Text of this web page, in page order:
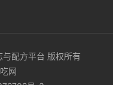
配方平台 版权所有
网